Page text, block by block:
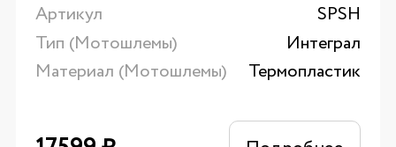
Артикул
SPSH
Тип (Мотошлемы)
Интеграл
Материал (Мотошлемы)
Термопластик